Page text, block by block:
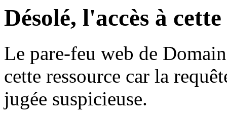
Désolé, l'accès à
Le pare-feu web de
cette ressource car la
jugée suspicieuse.